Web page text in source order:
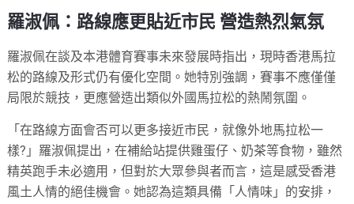
羅淑佩：路線應更貼近市民 營造熱烈氣氛
羅淑佩在談及本港體育賽事未來發展時指出，現時香港馬拉
松的路線及形式仍有優化空間。她特別強調，賽事不應僅僅
局限於競技，更應營造出類似外國馬拉松的熱鬧氛圍。
「在路線方面會否可以更多接近市民，就像外地馬拉松一
樣?」羅淑佩提出，在補給站提供雞蛋仔、奶茶等食物，雖然
精英跑手未必適用，但對於大眾參與者而言，這是感受香港
風土人情的絕佳機會。她認為這類具備「人情味」的安排，